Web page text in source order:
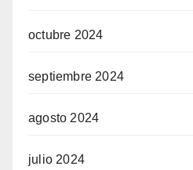
octubre 2024
septiembre 2024
agosto 2024
julio 2024